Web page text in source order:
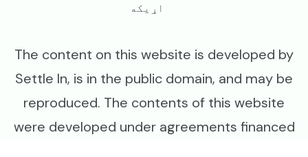
اړیکه
The content on this website is developed by
Settle In, is in the public domain, and may be
reproduced. The contents of this website
were developed under agreements financed